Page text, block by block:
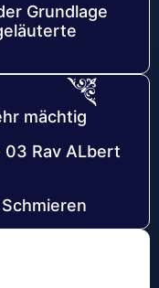
Grundlage
mächtig
03 Rav ALbert